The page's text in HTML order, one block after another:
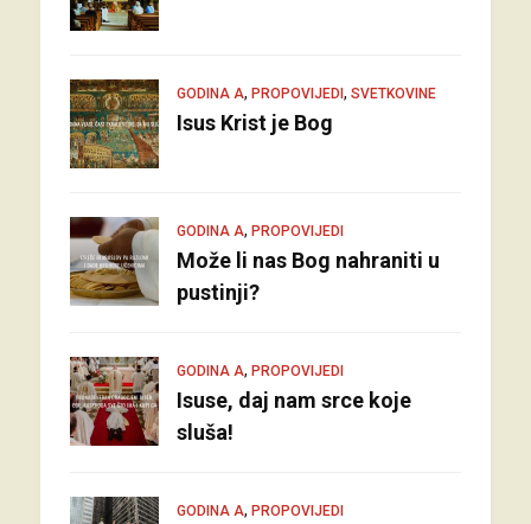
GODINA A, PROPOVIJEDI , SVETKOVINE
Isus Krist je Bog
GODINA A, PROPOVIJEDI
Može li nas Bog nahraniti u
pustinji?
GODINA A, PROPOVIJEDI
Isuse, daj nam srce koje
sluša!
GODINA A, PROPOVIJEDI